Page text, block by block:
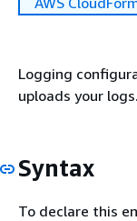
Logging
uploads your logs.
Syntax
To declare this